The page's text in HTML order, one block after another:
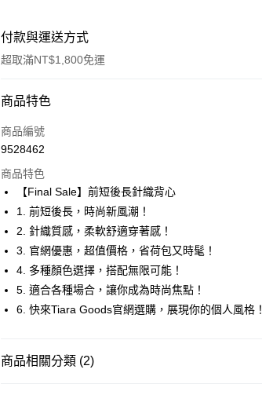
付款與運送方式
超取滿NT$1,800免運
付款方式
信用卡一次付款
LINE Pay
Apple Pay
街口支付
悠遊付
Google Pay
AFTEE先享後付
商品特色
商品編號
9528462
商品特色
【Final Sale】前短後長針織背心
1. 前短後長，時尚新風潮！
2. 針織質感，柔軟舒適穿著感！
3. 官網優惠，超值價格，省荷包又時髦！
4. 多種顏色選擇，搭配無限可能！
5. 適合各種場合，讓你成為時尚焦點！
6. 快來Tiara Goods官網選購，展現你的個人風格！
商品相關分類 (2)